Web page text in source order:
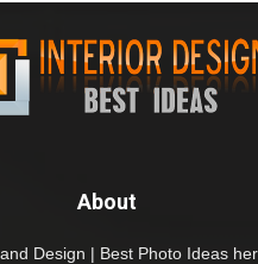
About
Design | Best Photo Ideas